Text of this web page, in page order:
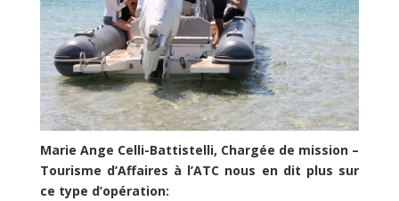
Marie Ange Celli-Battistelli, Chargée de mission –
Tourisme d’Affaires à l’ATC nous en dit plus sur
ce type d’opération: